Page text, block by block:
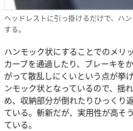
ヘッドレストに引っ掛けるだけで、ハ
する。
ハンモック状にすることでのメリ
カーブを通過したり、ブレーキを
がって散乱しにくいという点が挙
ンモック状となっているので、揺
め、収納部分が倒れたりひっくり
ている。斬新だが、実用性が高そ
ている。